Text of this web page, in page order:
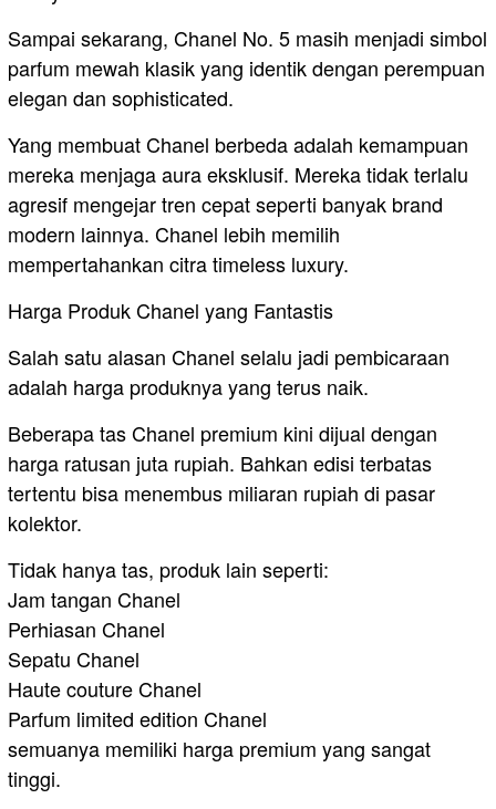
Sampai sekarang, Chanel No. 5 masih menjadi simbol
parfum mewah klasik yang identik dengan perempuan
elegan dan sophisticated.
Yang membuat Chanel berbeda adalah kemampuan
mereka menjaga aura eksklusif. Mereka tidak terlalu
agresif mengejar tren cepat seperti banyak brand
modern lainnya. Chanel lebih memilih
mempertahankan citra timeless luxury.
Harga Produk Chanel yang Fantastis
Salah satu alasan Chanel selalu jadi pembicaraan
adalah harga produknya yang terus naik.
Beberapa tas Chanel premium kini dijual dengan
harga ratusan juta rupiah. Bahkan edisi terbatas
tertentu bisa menembus miliaran rupiah di pasar
kolektor.
Tidak hanya tas, produk lain seperti:
Jam tangan Chanel
Perhiasan Chanel
Sepatu Chanel
Haute couture Chanel
Parfum limited edition Chanel
semuanya memiliki harga premium yang sangat
tinggi.